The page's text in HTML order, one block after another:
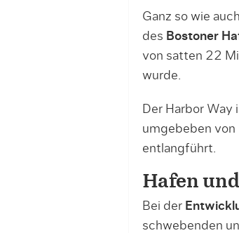
Ganz so wie
des Bostoner
von satten 22
wurde.
Der Harbor Way
umgebeben von
entlangführt.
Hafen
Bei der
schwebenden